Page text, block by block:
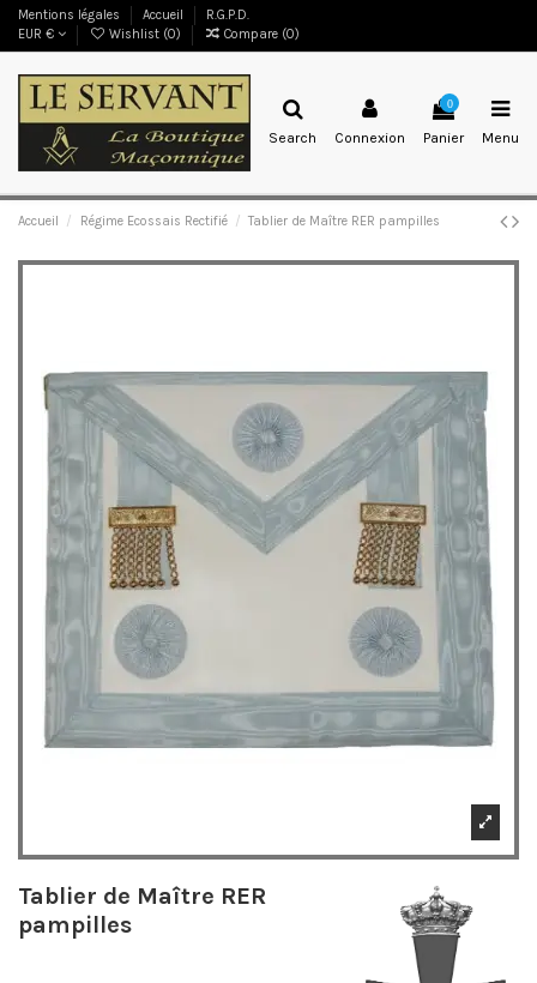
Mentions légales Accueil
R.G.P.D.
EUR €
Wishlist (0) Compare (0)
Search Connexion
0
Panier Menu
Accueil Régime Ecossais Rectifié Tablier de Maître RER pampilles
Tablier de Maître RER
pampilles